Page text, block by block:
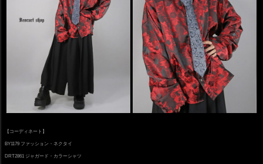
【コーディネート】
BY1179 ファッション・ネクタイ
DRT2861 ジャガード・カラーシャツ